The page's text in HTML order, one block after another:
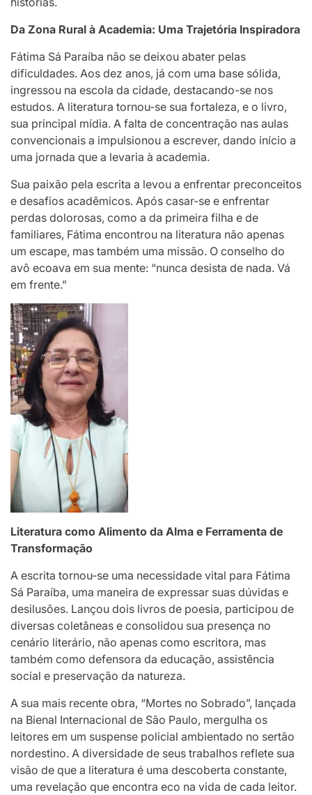
Da Zona Rural à Academia: Uma Trajetória Inspiradora
Fátima Sá Paraíba não se deixou abater pelas
dificuldades. Aos dez anos, já com uma base sólida,
ingressou na escola da cidade, destacando-se nos
estudos. A literatura tornou-se sua fortaleza, e o livro,
sua principal mídia. A falta de concentração nas aulas
convencionais a impulsionou a escrever, dando início a
uma jornada que a levaria à academia.
Sua paixão pela escrita a levou a enfrentar preconceitos
e desafios acadêmicos. Após casar-se e enfrentar
perdas dolorosas, como a da primeira filha e de
familiares, Fátima encontrou na literatura não apenas
um escape, mas também uma missão. O conselho do
avô ecoava em sua mente: “nunca desista de nada. Vá
em frente.”
Literatura como Alimento da Alma e Ferramenta de
Transformação
A escrita tornou-se uma necessidade vital para Fátima
Sá Paraíba, uma maneira de expressar suas dúvidas e
desilusões. Lançou dois livros de poesia, participou de
diversas coletâneas e consolidou sua presença no
cenário literário, não apenas como escritora, mas
também como defensora da educação, assistência
social e preservação da natureza.
A sua mais recente obra, “Mortes no Sobrado”, lançada
na Bienal Internacional de São Paulo, mergulha os
leitores em um suspense policial ambientado no sertão
nordestino. A diversidade de seus trabalhos reflete sua
visão de que a literatura é uma descoberta constante,
uma revelação que encontra eco na vida de cada leitor.